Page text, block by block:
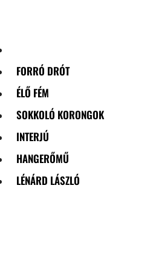
FORRÓ DRÓT
ÉLŐ FÉM
SOKKOLÓ KORONGOK
INTERJÚ
HANGERŐMŰ
LÉNÁRD LÁSZLÓ